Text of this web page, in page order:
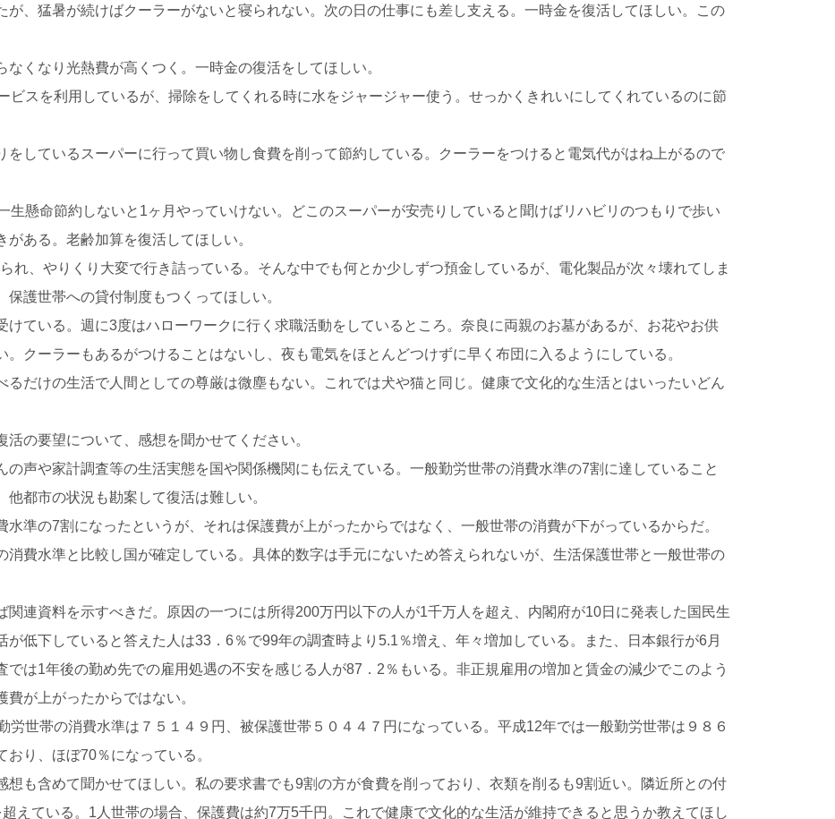
、猛暑が続けばクーラーがないと寝られない。次の日の仕事にも差し支える。一時金を復活してほしい。この
くなり光熱費が高くつく。一時金の復活をしてほしい。
スを利用しているが、掃除をしてくれる時に水をジャージャー使う。せっかくきれいにしてくれているのに節
しているスーパーに行って買い物し食費を削って節約している。クーラーをつけると電気代がはね上がるので
懸命節約しないと1ヶ月やっていけない。どこのスーパーが安売りしていると聞けばリハビリのつもりで歩い
ある。老齢加算を復活してほしい。
、やりくり大変で行き詰っている。そんな中でも何とか少しずつ預金しているが、電化製品が次々壊れてしま
護世帯への貸付制度もつくってほしい。
いる。週に3度はハローワークに行く求職活動をしているところ。奈良に両親のお墓があるが、お花やお供
クーラーもあるがつけることはないし、夜も電気をほとんどつけずに早く布団に入るようにしている。
だけの生活で人間としての尊厳は微塵もない。これでは犬や猫と同じ。健康で文化的な生活とはいったいどん
の要望について、感想を聞かせてください。
声や家計調査等の生活実態を国や関係機関にも伝えている。一般勤労世帯の消費水準の7割に達していること
都市の状況も勘案して復活は難しい。
準の7割になったというが、それは保護費が上がったからではなく、一般世帯の消費が下がっているからだ。
費水準と比較し国が確定している。具体的数字は手元にないため答えられないが、生活保護世帯と一般世帯の
連資料を示すべきだ。原因の一つには所得200万円以下の人が1千万人を超え、内閣府が10日に発表した国民生
低下していると答えた人は33．6％で99年の調査時より5.1％増え、年々増加している。また、日本銀行が6月
は1年後の勤め先での雇用処遇の不安を感じる人が87．2％もいる。非正規雇用の増加と賃金の減少でこのよう
が上がったからではない。
世帯の消費水準は７５１４９円、被保護世帯５０４４７円になっている。平成12年では一般勤労世帯は９８６
り、ほぼ70％になっている。
も含めて聞かせてほしい。私の要求書でも9割の方が食費を削っており、衣類を削るも9割近い。隣近所との付
えている。1人世帯の場合、保護費は約7万5千円。これで健康で文化的な生活が維持できると思うか教えてほし